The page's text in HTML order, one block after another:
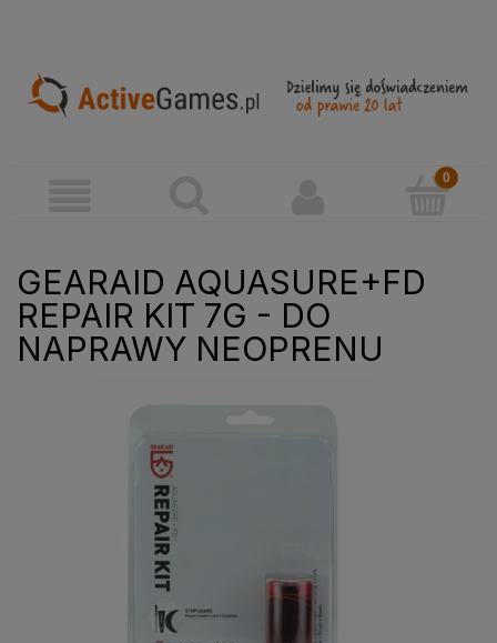
GEARAID AQUASURE+FD
REPAIR KIT 7G - DO
NAPRAWY NEOPRENU